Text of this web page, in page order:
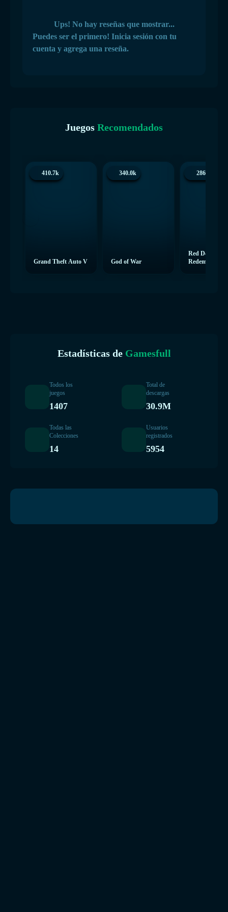
Ups! No hay reseñas que mostrar...
Puedes ser el primero! Inicia sesión con tu
cuenta y agrega una reseña.
Juegos Recomendados
410.7k
Grand Theft Auto V
340.0k
God of War
286.3k
Red Dead
Redemption 2
Estadísticas de Gamesfull
Todos los
juegos
1407
Total de
descargas
30.9M
Todas las
Colecciones
14
Usuarios
registrados
5954